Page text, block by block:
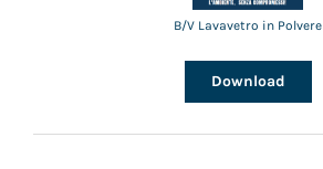
B/V Lavavetro in Polvere
Download